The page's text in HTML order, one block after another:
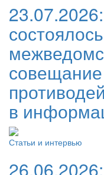
23.07.2026:
состоялось
в
Статьи и интервью
26.06.2026: